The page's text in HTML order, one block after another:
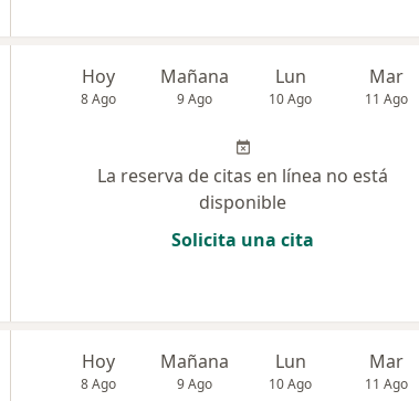
Hoy
8 Ago
Mañana
9 Ago
Lun
10 Ago
Mar
11 Ago
La reserva de citas en línea no está
disponible
Solicita una cita
Hoy
8 Ago
Mañana
9 Ago
Lun
10 Ago
Mar
11 Ago